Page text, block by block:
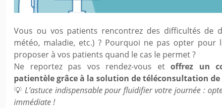
Vous ou vos patients rencontrez des difficultés de
météo, maladie, etc.) ? Pourquoi ne pas opter pour
proposer à vos patients quand le cas le permet ?
Ne reportez pas vos rendez-vous etoffrez un
patientèle grâce à la solution de téléconsultation de
💡 L’astuce indispensable pour fluidifier votre journée :
immédiate !